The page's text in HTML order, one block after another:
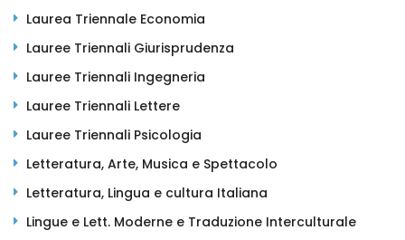
Laurea Triennale Economia
Lauree Triennali Giurisprudenza
Lauree Triennali Ingegneria
Lauree Triennali Lettere
Lauree Triennali Psicologia
Letteratura, Arte, Musica e Spettacolo
Letteratura, Lingua e cultura Italiana
Lingue e Lett. Moderne e Traduzione Interculturale